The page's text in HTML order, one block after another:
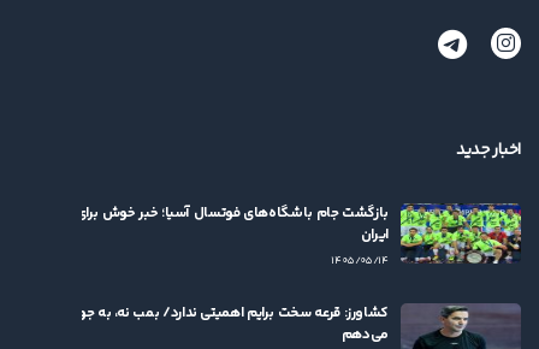
اخبار جدید
بازگشت جام باشگاه‌های فوتسال آسیا؛ خبر خوش برای فوتسال
ایران
۱۴۰۵/۰۵/۱۴
کشاورز: قرعه سخت برایم اهمیتی ندارد/ بمب نه، به جوان‌ها بها
می‌دهم